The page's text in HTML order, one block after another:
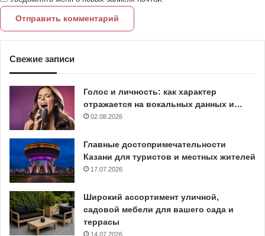
Свежие записи
Голос и личность: как характер
отражается на вокальных данных и…
02.08.2026
Главные достопримечательности
Казани для туристов и местных жителей
17.07.2026
Широкий ассортимент уличной,
садовой мебели для вашего сада и
террасы
14.07.2026